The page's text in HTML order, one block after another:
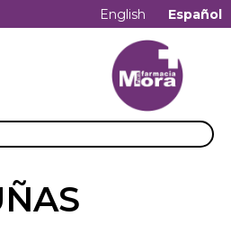
English Español